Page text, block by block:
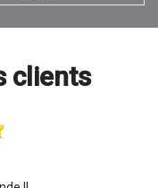
clients